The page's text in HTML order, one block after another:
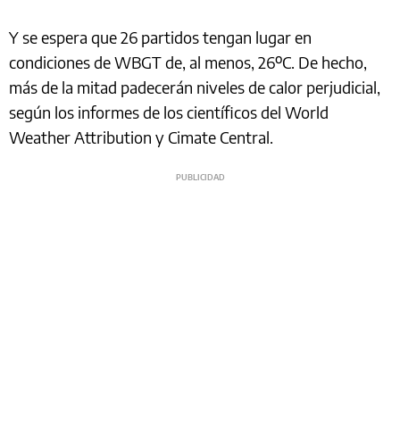
Y se espera que 26 partidos tengan lugar en
condiciones de WBGT de, al menos, 26ºC. De hecho,
más de la mitad padecerán niveles de calor perjudicial,
según los informes de los científicos del World
Weather Attribution y Cimate Central.